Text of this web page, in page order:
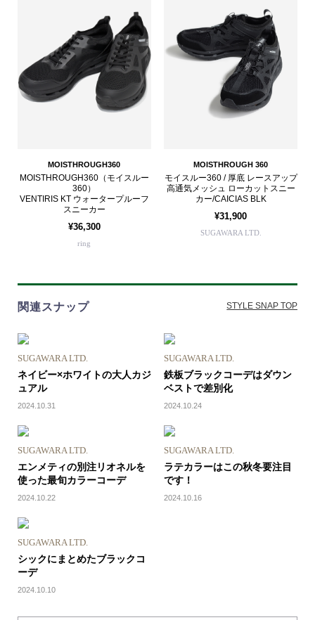
MOISTHROUGH360
MOISTHROUGH360（モイスルー
360）
VENTIRIS KT ウォータープルーフ
スニーカー
¥36,300
ring
MOISTHROUGH 360
モイスルー360 / 厚底 レースアップ
高通気メッシュ ローカットスニー
カー/CAICIAS BLK
¥31,900
SUGAWARA LTD.
関連スナップ STYLE SNAP TOP
SUGAWARA LTD.
ネイビー×ホワイトの大人カジ
ュアル
2024.10.31
SUGAWARA LTD.
鉄板ブラックコーデはダウン
ベストで差別化
2024.10.24
SUGAWARA LTD.
エンメティの別注リオネルを
使った最旬カラーコーデ
2024.10.22
SUGAWARA LTD.
ラテカラーはこの秋冬要注目
です！
2024.10.16
SUGAWARA LTD.
シックにまとめたブラックコ
ーデ
2024.10.10